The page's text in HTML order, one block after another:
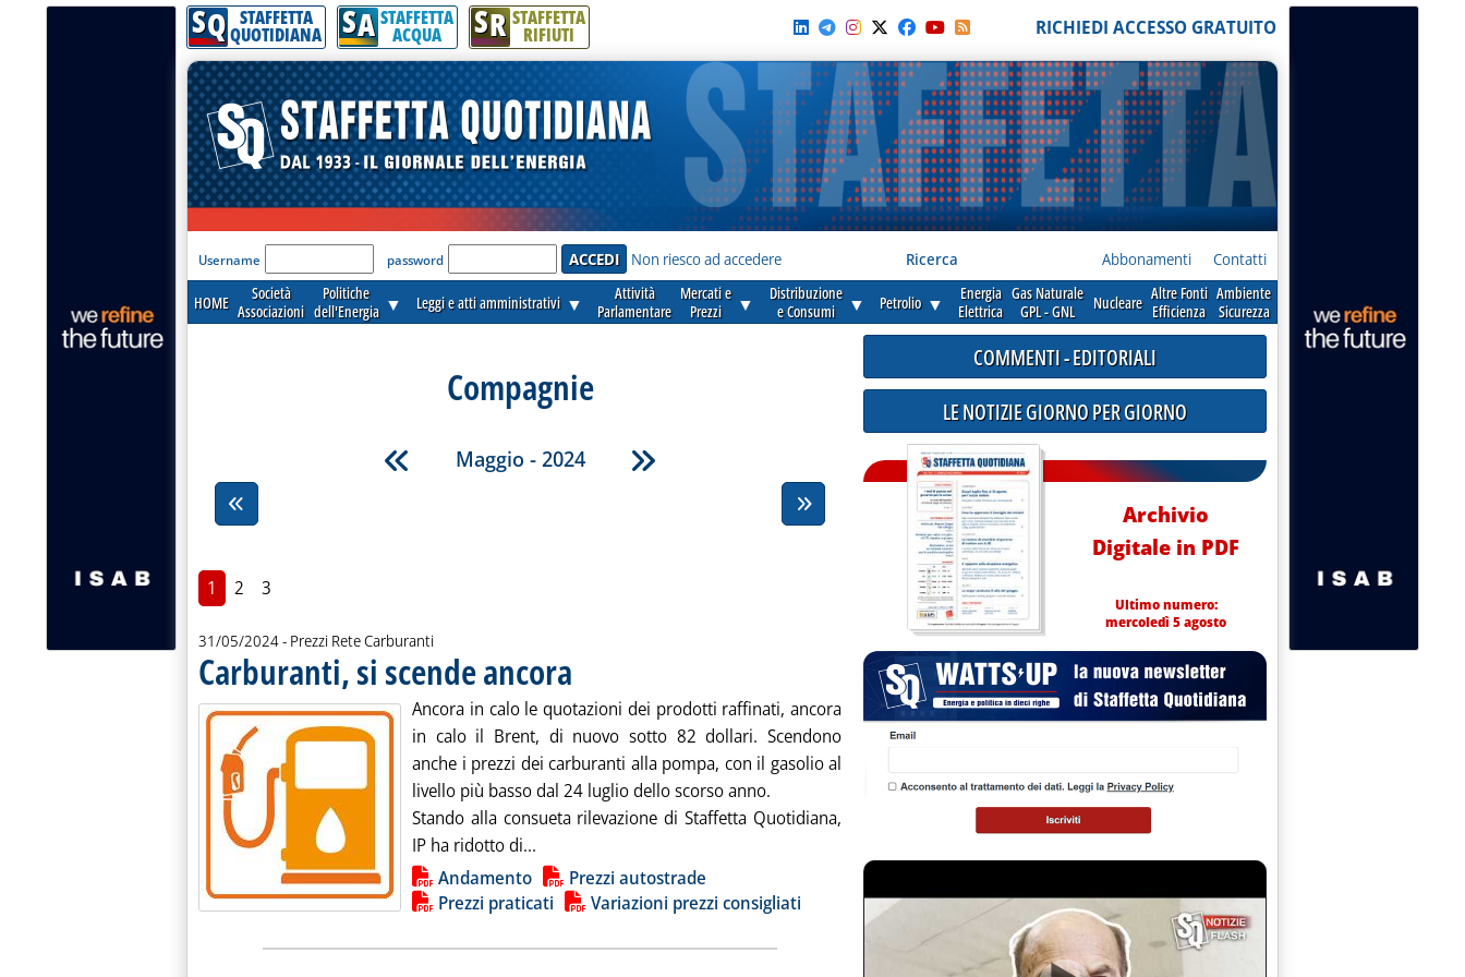
SQ STAFFETTA
QUOTIDIANA SA STAFFETTA
ACQUA SR STAFFETTA
RIFIUTI RICHIEDI ACCESSO GRATUITO
'Modulo Login per accedere'
Username password Non riesco ad accedere Ricerca Abbonamenti Contatti
HOME
Società
Associazioni
Politiche
dell'Energia ▼ Leggi e atti amministrativi ▼
Attività
Parlamentare
Mercati e
Prezzi
▼
Distribuzione
e Consumi
▼ Petrolio ▼
Energia
Elettrica
Gas Naturale
GPL - GNL
Nucleare Altre Fonti
Efficienza
Ambiente
Sicurezza
Compagnie
Maggio - 2024
1 2 3
31/05/2024- Prezzi Rete Carburanti
Carburanti, si scende ancora
Ancora in calo le quotazioni dei prodotti raffinati, ancora
in calo il Brent, di nuovo sotto 82 dollari. Scendono
anche i prezzi dei carburanti alla pompa, con il gasolio al
livello più basso dal 24 luglio dello scorso anno.
Stando alla consueta rilevazione di Staffetta Quotidiana,
IP ha ridotto di...
Lista allegati PDF alla notizia
Andamento
Prezzi autostrade
Prezzi praticati
Variazioni prezzi consigliati
COMMENTI - EDITORIALI
LE NOTIZIE GIORNO PER GIORNO
Archivio
Digitale in PDF
Ultimo numero:
mercoledì 5 agosto